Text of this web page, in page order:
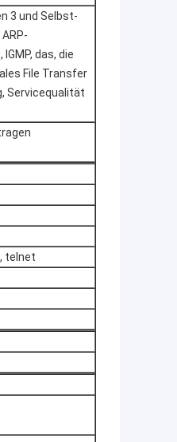
3 und Selbst-
das, die
File Transfer
Servicequalität
telnet